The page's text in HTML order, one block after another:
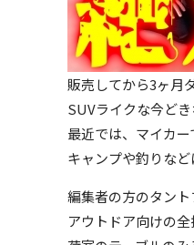
販売してから3ヶ月
SUVライクな今ど
最近では、マイカ
キャンプや釣りな
編集者の方のタン
アウトドア向けの